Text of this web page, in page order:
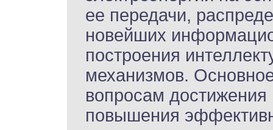
ее передачи,
новейших
построения
механизмов.
вопросам
повышения